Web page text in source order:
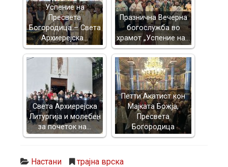
Успение на
Пресвета
Богородица – Света
Архиерејска…
Празнична Вечерна
богослужба во
храмот „Успение на…
Света Архиерејска
Литургија и молебен
за почеток на…
Петти Акатист кон
Мајката Божја,
Пресвета
Богородица
Настани трајна врска